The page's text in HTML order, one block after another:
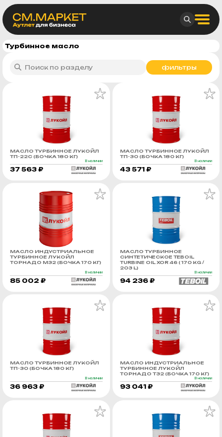
Турбинное масло
фильтры
МАСЛО ТУРБИННОЕ ЛУКОЙЛ
ТП-22С (БОЧКА 180 КГ)
В наличии
37 563 ₽
МАСЛО ТУРБИННОЕ ЛУКОЙЛ
ТП-30 (БОЧКА 180 КГ)
В наличии
43 571 ₽
МАСЛО ИНДУСТРИАЛЬНОЕ
ТУРБИННОЕ ЛУКОЙЛ
ТОРНАДО М32 (БОЧКА 170 КГ)
В наличии
85 002 ₽
МАСЛО ТУРБИННОЕ
СИНТЕТИЧЕСКОЕ TEBOIL
TURBINE OIL XOR 46 ( 170 KG /
203 L)
В наличии
94 236 ₽
МАСЛО ТУРБИННОЕ ЛУКОЙЛ
ТП-30 (БОЧКА 180 КГ)
В наличии
36 963 ₽
МАСЛО ИНДУСТРИАЛЬНОЕ
ТУРБИННОЕ ЛУКОЙЛ
ТОРНАДО Т32 (БОЧКА 170 КГ)
В наличии
93 041 ₽